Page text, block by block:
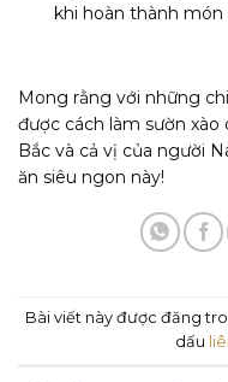
khi hoàn thành món
Mong rằng với những
được cách làm sườn
Bắc và cả vị của người
ăn siêu ngon này!
Bài viết này được đăng
dấu